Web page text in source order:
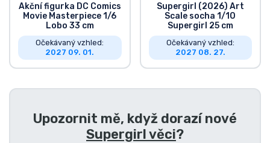
Akční figurka DC Comics
Movie Masterpiece 1/6
Lobo 33 cm
Očekávaný vzhled:
2027 09. 01.
Supergirl (2026) Art
Scale socha 1/10
Supergirl 25 cm
Očekávaný vzhled:
2027 08. 27.
Upozornit mě, když dorazí nové
Supergirl věci?